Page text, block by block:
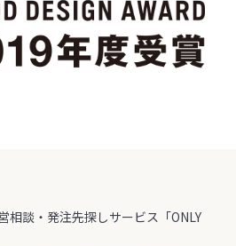
相談・発注先探しサービス「ONLY